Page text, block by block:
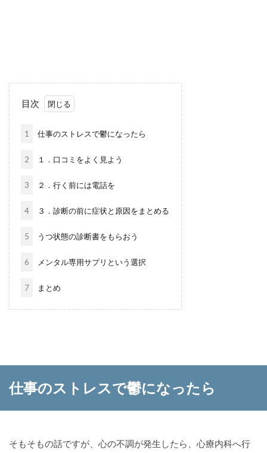
目次
1 仕事のストレスで鬱になったら
2 １．口コミをよく見よう
3 ２．行く前には電話を
4 ３．診断の前に症状と原因をまとめる
5 うつ状態の診断書をもらおう
6 メンタル専用サプリという選択
7 まとめ
仕事のストレスで鬱になったら
そもそもの話ですが、心の不調が発生したら、心療内科へ行